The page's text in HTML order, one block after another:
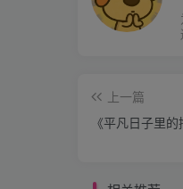
上一篇
《平凡日子里